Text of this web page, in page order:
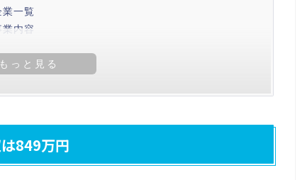
一覧
内容
849万円